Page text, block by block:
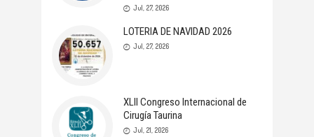
Jul, 27, 2026
LOTERIA DE NAVIDAD 2026
Jul, 27, 2026
XLII Congreso Internacional de
Cirugía Taurina
Jul, 21, 2026